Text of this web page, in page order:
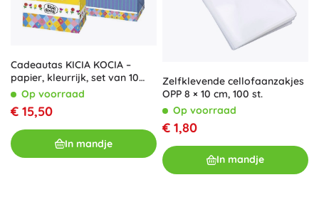
bedrukking– zo stem je eenvoudig de kleuren en het
thema van het feest op elkaar af.
Cadeautas KICIA KOCIA –
papier, kleurrijk, set van 10
stuksOp voorraad
€ 15,50
In mandje
Zelfklevende cellofaanzakjes
OPP 8 × 10 cm, 100 st.
Op voorraad
€ 1,80
In mandje